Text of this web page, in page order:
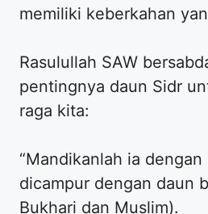
memiliki keberkahan
Rasulullah SAW
pentingnya daun Sidr
raga kita:
“Mandikanlah ia dengan
dicampur dengan daun
Bukhari dan Muslim).